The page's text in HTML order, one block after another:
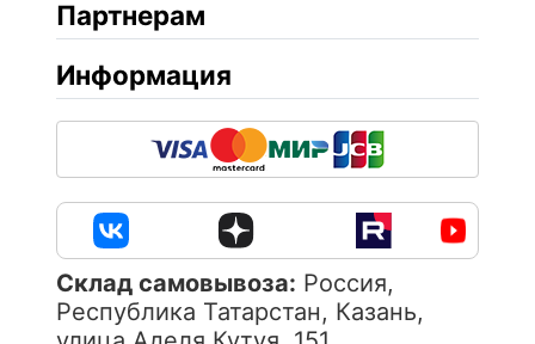
Партнерам
Информация
Cклад самовывоза: Россия,
Республика Татарстан, Казань,